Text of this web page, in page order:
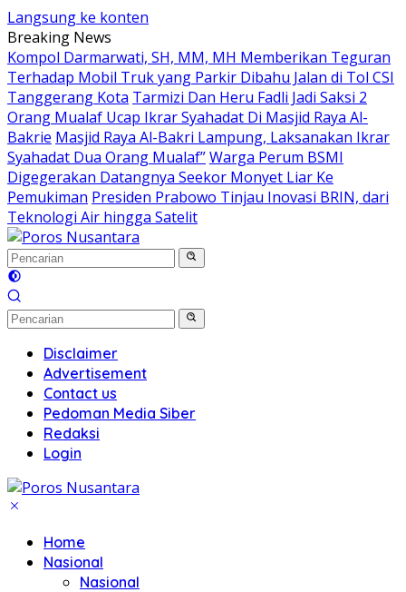
Langsung ke konten
Breaking News
Kompol Darmarwati, SH, MM, MH Memberikan Teguran
Terhadap Mobil Truk yang Parkir Dibahu Jalan di Tol CSI
Tanggerang Kota Tarmizi Dan Heru Fadli Jadi Saksi 2
Orang Mualaf Ucap Ikrar Syahadat Di Masjid Raya Al-
Bakrie Masjid Raya Al-Bakri Lampung, Laksanakan Ikrar
Syahadat Dua Orang Mualaf”Warga Perum BSMI
Digegerakan Datangnya Seekor Monyet Liar Ke
Pemukiman Presiden Prabowo Tinjau Inovasi BRIN, dari
Teknologi Air hingga Satelit
Disclaimer
Advertisement
Contact us
Pedoman Media Siber
Redaksi
Login
Home
Nasional
Nasional